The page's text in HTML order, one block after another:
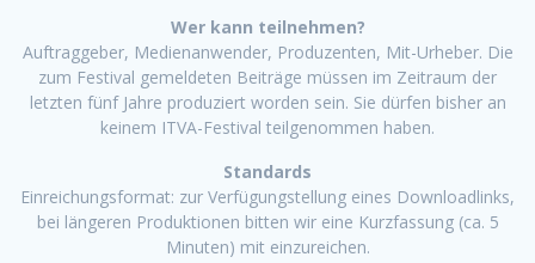
Wer kann teilnehmen?
Auftraggeber, Medienanwender, Produzenten, Mit-Urheber. Die
zum Festival gemeldeten Beiträge müssen im Zeitraum der
letzten fünf Jahre produziert worden sein. Sie dürfen bisher an
keinem ITVA-Festival teilgenommen haben.
Standards
Einreichungsformat: zur Verfügungstellung eines Downloadlinks,
bei längeren Produktionen bitten wir eine Kurzfassung (ca. 5
Minuten) mit einzureichen.